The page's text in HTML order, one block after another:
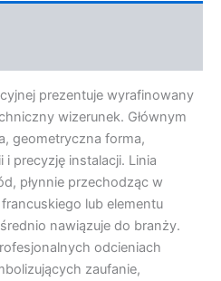
prezentuje wyrafinowany
wizerunek. Głównym
geometryczna forma,
i precyzję instalacji. Linia
płynnie przechodząc w
lub elementu
nawiązuje do branży.
odcieniach
zaufanie,